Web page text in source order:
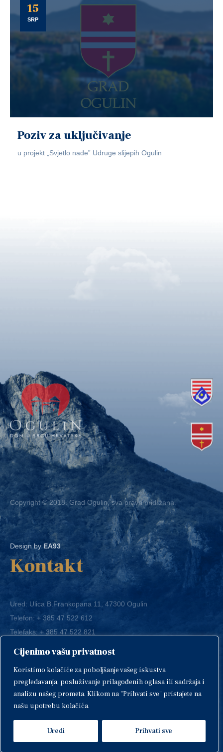
Cijenimo vašu privatnost
Koristimo kolačiće za poboljšanje vašeg iskustva
pregledavanja, posluživanje prilagođenih oglasa ili sadržaja i
analizu našeg prometa. Klikom na "Prihvati sve" pristajete na
našu upotrebu kolačića.
Uredi Prihvati sve
15
SRP
Poziv za uključivanje
u projekt „Svjetlo nade” Udruge slijepih Ogulin
Copyright © 2018. Grad Ogulin, sva prava pridržana.
Design by EA93
Kontakt
Ured: Ulica B.Frankopana 11, 47300 Ogulin
Telefon:+ 385 47 522 612
Telefaks: + 385 47 522 821
E-mail:grad-ogulin@ogulin.hr
IBAN: HR1424020061829700009